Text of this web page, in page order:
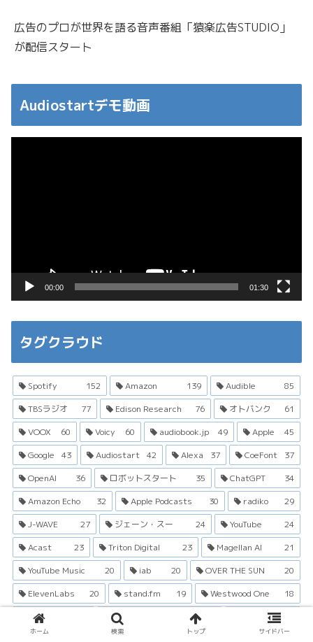
広告のプロが世界を語る音声番組「猿楽広告STUDIO」
が配信スタート
Audiostartデモ動画
00:00 01:30
タグクラウド
Spotify 152 Amazon 139 Audible
85
TBSラジオ
77 Edison Research 76 オトバンク
61
VOOX
60 Voicy 60 audiobook.jp 49 Apple
45
Google
43 Audiostart 42 Alexa 37 CoeFont
37
OpenAI
36 ロボットスタート 35 ChatGPT
34
Amazon Echo
32 Apple Podcasts 30 radiko
29
J-WAVE
27 ジェーン・スー 24 YouTube
24
Acast
23 Triton Digital 23 Magellan AI
21
YouTube Music
20 iab 20 OVER THE SUN
20
ElevenLabs
20 stand.fm 19 Westwood One
18
Libsyn
Sounds Profitable
ホーム 検索 トップ サイドバー